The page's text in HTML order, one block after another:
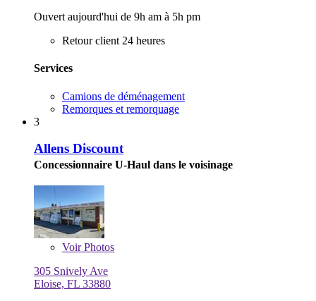
Ouvert aujourd'hui de 9h am à 5h pm
Retour client 24 heures
Services
Camions de déménagement
Remorques et remorquage
3
Allens Discount
Concessionnaire U-Haul dans le voisinage
VoirPhotos
305 Snively Ave
Eloise, FL 33880